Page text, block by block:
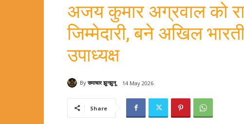
अजय कुमार अग्रवाल को
जिम्मेदारी, बने अखिल
उपाध्यक्ष
By समाचार झुन्झुनू 14 May 2026
Share